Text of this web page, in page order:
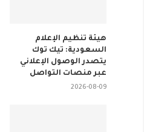
هيئة تنظيم الإعلام
السعودية: تيك توك
يتصدر الوصول الإعلاني
عبر منصات التواصل
2026-08-09